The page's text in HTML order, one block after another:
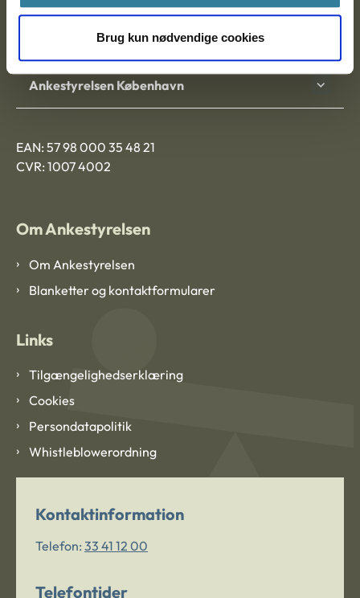
Brug kun nødvendige cookies
Ankestyrelsen Aalborg
Ankestyrelsen København
EAN: 57 98 000 35 48 21
CVR: 1007 4002
Om Ankestyrelsen
Om Ankestyrelsen
Blanketter og kontaktformularer
Links
Tilgængelighedserklæring
Cookies
Persondatapolitik
Whistleblowerordning
Kontaktinformation
Telefon: 33 41 12 00
Telefontider